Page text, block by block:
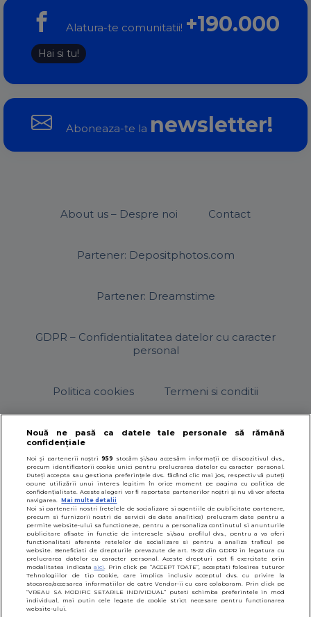
Alatura-te comunitatii! +190.000
Hai si tu!
Aboneaza-te la newsletter!
About us – Despre noi Contact
Partener: Depositphotos.com
Partener: Dreamstime
GDPR – Confidentialitatea datelor cu caracter
personal
Politica cookies Termeni si conditii
© 2026SfatulParintilor.ro
Nouă ne pasă ca datele tale personale să rămână
confidențiale
Noi și partenerii noștri959 stocăm și/sau accesăm informații pe dispozitivul dvs.,
precum identificatorii cookie unici pentru prelucrarea datelor cu caracter personal.
Puteți accepta sau gestiona preferințele dvs. făcând clic mai jos, respectiv vă puteți
opune utilizării unui interes legitim în orice moment pe pagina cu politica de
confidențialitate. Aceste alegeri vor fi raportate partenerilor noștri și nu vă vor afecta
navigarea. Mai multe detalii
Noi si partenerii nostri (retelele de socializare si agentiile de publicitate partenere,
precum si furnizorii nostri de servicii de date analitice) prelucram date pentru a
permite website-ului sa functioneze, pentru a personaliza continutul si anunturile
publicitare afisate in functie de interesele si/sau profilul dvs., pentru a va oferi
functionalitati aferente retelelor de socializare si pentru a analiza traficul pe
website. Beneficiati de drepturile prevazute de art. 15-22 din GDPR in legatura cu
prelucrarea datelor cu caracter personal. Aceste drepturi pot fi exercitate prin
modalitatea indicataaici. Prin click pe “ACCEPT TOATE”, acceptati folosirea tuturor
Tehnologiilor de tip Cookie, care implica inclusiv acceptul dvs. cu privire la
stocarea/accesarea informatiilor de catre Vendor-ii cu care colaboram. Prin click pe
“VREAU SA MODIFIC SETARILE INDIVIDUAL” puteti schimba preferintele in mod
individual, mai putin cele legate de cookie strict necesare pentru functionarea
website-ului.